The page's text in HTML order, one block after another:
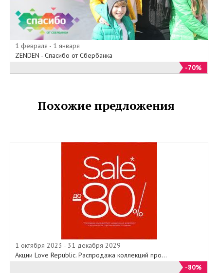
1 февраля - 1 января
ZENDEN - Спасибо от Сбербанка
-70%
Похожие предложения
1 октября 2023 - 31 декабря 2029
Акции Love Republic. Распродажа коллекций про...
-80%